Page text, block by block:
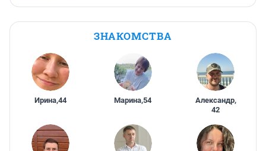
ЗНАКОМСТВА
Ирина,44 Марина,54 Александр,
42